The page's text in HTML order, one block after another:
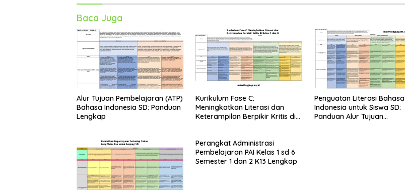
Baca Juga
Alur Tujuan Pembelajaran (ATP)
Bahasa Indonesia SD: Panduan
Lengkap
Kurikulum Fase C:
Meningkatkan Literasi dan
Keterampilan Berpikir Kritis di
Penguatan Literasi Bahasa
Indonesia untuk Siswa SD:
Panduan Alur Tujuan
Perangkat Administrasi
Pembelajaran PAI Kelas 1 sd 6
Semester 1 dan 2 K13 Lengkap